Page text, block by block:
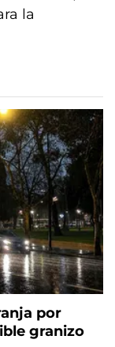
la
por
granizo